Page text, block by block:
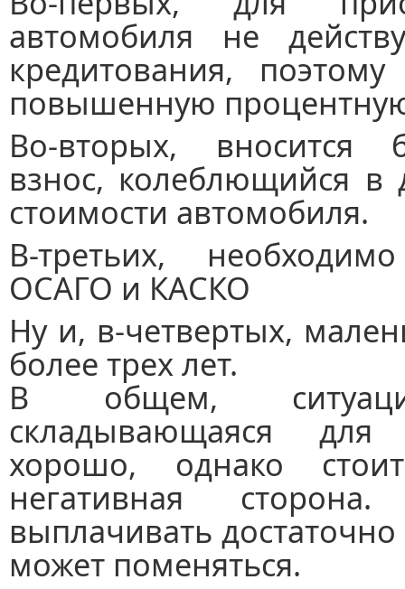
автомобиля не
кредитования,
повышенную
Во-вторых, вносится
взнос, колеблющийся в
стоимости автомобиля.
В-третьих,
ОСАГО и КАСКО
Ну и, в-четвертых,
более трех лет.
В общем,
складывающаяся для
хорошо, однако
негативная
выплачивать
может поменяться.